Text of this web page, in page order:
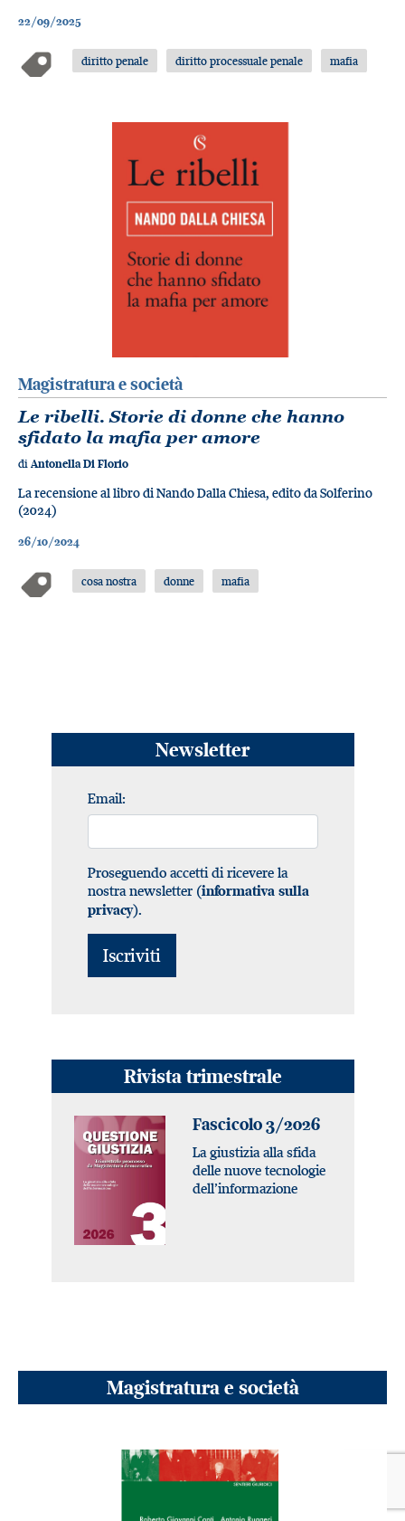
22/09/2025
diritto penale diritto processuale penale mafia
Magistratura e società
Le ribelli. Storie di donne che hanno
sfidato la mafia per amore
di Antonella Di Florio
La recensione al libro di Nando Dalla Chiesa, edito da Solferino
(2024)
26/10/2024
cosa nostra donne mafia
Newsletter
Email:
Proseguendo accetti di ricevere la
nostra newsletter (informativa sulla
privacy).
Rivista trimestrale
Fascicolo 3/2026
La giustizia alla sfida
delle nuove tecnologie
dell’informazione
Magistratura e società